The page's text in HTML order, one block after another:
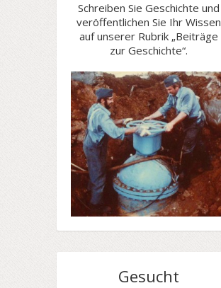
Schreiben Sie Geschichte und
veröffentlichen Sie Ihr Wissen
auf unserer Rubrik „Beiträge
zur Geschichte“.
Gesucht